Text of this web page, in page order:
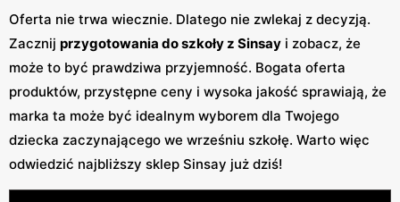
Oferta nie trwa wiecznie. Dlatego nie zwlekaj z decyzją.
Zacznij przygotowania do szkoły z Sinsay i zobacz, że
może to być prawdziwa przyjemność. Bogata oferta
produktów, przystępne ceny i wysoka jakość sprawiają, że
marka ta może być idealnym wyborem dla Twojego
dziecka zaczynającego we wrześniu szkołę. Warto więc
odwiedzić najbliższy sklep Sinsay już dziś!